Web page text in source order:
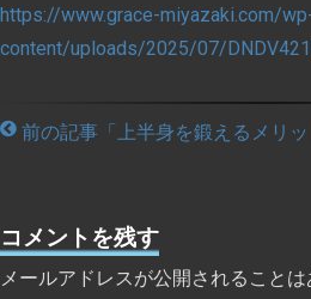
https://www.grace-miyazaki.com/
content/uploads/2025/07/
前の記事「上半身を鍛えるメリ
コメントを残す
メールアドレスが公開されることは